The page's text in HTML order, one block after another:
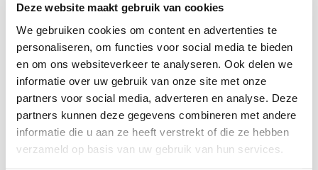
Deze website maakt gebruik van cookies
We gebruiken cookies om content en advertenties te
personaliseren, om functies voor social media te bieden
en om ons websiteverkeer te analyseren. Ook delen we
informatie over uw gebruik van onze site met onze
partners voor social media, adverteren en analyse. Deze
partners kunnen deze gegevens combineren met andere
informatie die u aan ze heeft verstrekt of die ze hebben
verzameld op basis van uw gebruik van hun services.
25 februari 2019